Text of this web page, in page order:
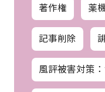
著作権 薬
記事削除
風評被害対策